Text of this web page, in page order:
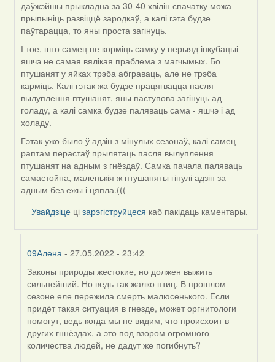
даўжэйшы прыкладна за 30-40 хвілін спачатку можа
прыпыніць развіццё зародкаў, а калі гэта будзе
паўтарацца, то яны проста загінуць.
І тое, што самец не корміць самку у перыяд інкубацыі
яшчэ не самая вялікая праблема з магчымых. Бо
птушанят у яйках трэба абграваць, але не трэба
карміць. Калі гэтак жа будзе працягвацца пасля
вылуплення птушанят, яны паступова загінуць ад
голаду, а калі самка будзе паляваць сама - яшчэ і ад
холаду.
Гэтак ужо было ў адзін з мінулых сезонаў, калі самец
раптам перастаў прылятаць пасля вылуплення
птушанят на адным з гнёздаў. Самка пачала паляваць
самастойна, маленькія ж птушаняты гінулі адзін за
адным без ежы і цяпла.(((
Увайдзіце цізарэгіструйцеся каб пакідаць каментары.
09Алена - 27.05.2022 - 23:42
In
reply
to
by
Harrier
Законы природы жестокие, но должен выжить
сильнейший. Но ведь так жалко птиц. В прошлом
сезоне еле пережила смерть малюсенького. Если
придёт такая ситуация в гнезде, может оргнитологи
помогут, ведь когда мы не видим, что происхоит в
других гннёздах, а это под взором огромного
количества людей, не дадут же погибнуть?